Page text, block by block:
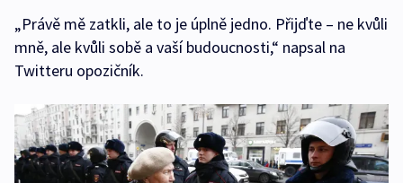
„Právě mě zatkli, ale to je úplně jedno. Přijďte – ne kvůli
mně, ale kvůli sobě a vaší budoucnosti,“ napsal na
Twitteru opozičník.